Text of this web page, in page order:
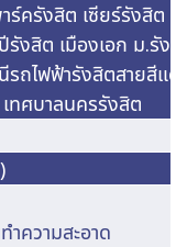
ร์ครังสิต เซียร์รังสิต ต
งสิต เมืองเอก ม.รัง
รถไฟฟ้ารังสิตสายสีแด
ทศบาลนครรังสิต
ความสะอาด